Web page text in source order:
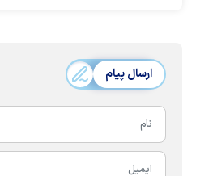
ارسال پیام